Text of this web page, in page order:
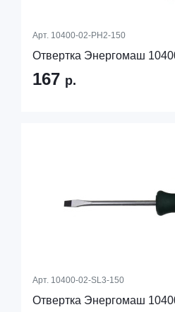
Арт. 10400-02-PH2-150
Отвертка Энергомаш
167 р.
Арт. 10400-02-SL3-150
Отвертка Энергомаш